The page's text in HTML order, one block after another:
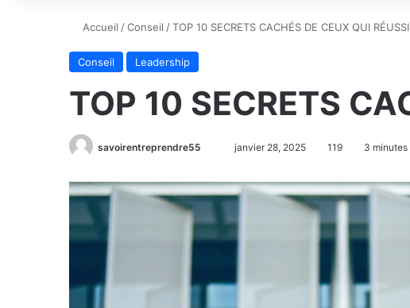
Accueil /Conseil /TOP 10 SECRETS CACHÉS DE CEUX QUI
Conseil Leadership
TOP 10 SECRETS
savoirentreprendre55 janvier 28, 2025 119 3